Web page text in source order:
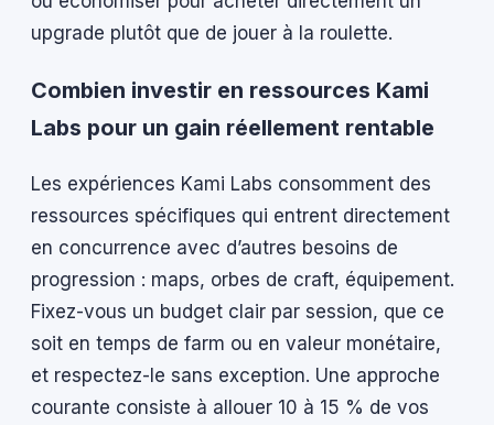
upgrade plutôt que de jouer à la roulette.
Combien investir en ressources Kami
Labs pour un gain réellement rentable
Les expériences Kami Labs consomment des
ressources spécifiques qui entrent directement
en concurrence avec d’autres besoins de
progression : maps, orbes de craft, équipement.
Fixez-vous un budget clair par session, que ce
soit en temps de farm ou en valeur monétaire,
et respectez-le sans exception. Une approche
courante consiste à allouer 10 à 15 % de vos